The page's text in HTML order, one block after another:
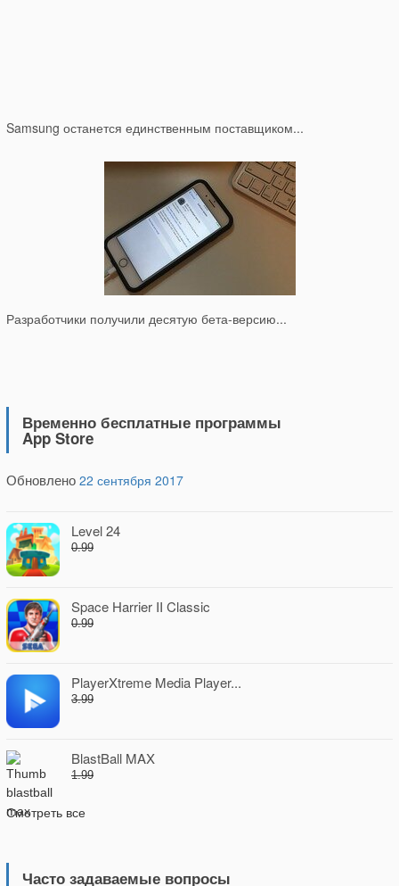
Samsung останется единственным поставщиком...
Разработчики получили десятую бета-версию...
Временно бесплатные программы
App Store
Обновлено 22 сентября 2017
Level 24
0.99
Space Harrier II Classic
0.99
PlayerXtreme Media Player...
3.99
BlastBall MAX
1.99
Смотреть все
Часто задаваемые вопросы